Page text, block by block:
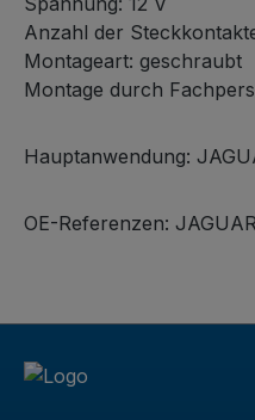
Anzahl der
Montageart: geschraubt
Montage durch
Hauptanwendung:
OE-Referenzen: